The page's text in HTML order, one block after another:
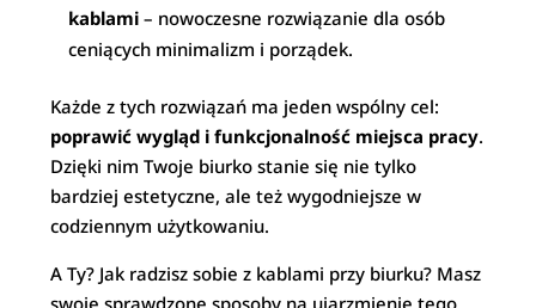
kablami – nowoczesne rozwiązanie dla osób
ceniących minimalizm i porządek.
Każde z tych rozwiązań ma jeden wspólny cel:
poprawić wygląd i funkcjonalność miejsca pracy.
Dzięki nim Twoje biurko stanie się nie tylko
bardziej estetyczne, ale też wygodniejsze w
codziennym użytkowaniu.
A Ty? Jak radzisz sobie z kablami przy biurku? Masz
swoje sprawdzone sposoby na ujarzmienie tego